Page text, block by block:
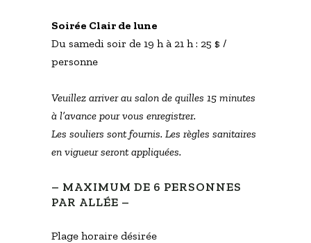
Soirée Clair de lune
Du samedi soir de 19 h à 21 h : 25 $ /
personne
Veuillez arriver au salon de quilles 15 minutes
à l’avance pour vous enregistrer.
Les souliers sont fournis. Les règles sanitaires
en vigueur seront appliquées.
– MAXIMUM DE 6 PERSONNES
PAR ALLÉE –
Plage horaire désirée